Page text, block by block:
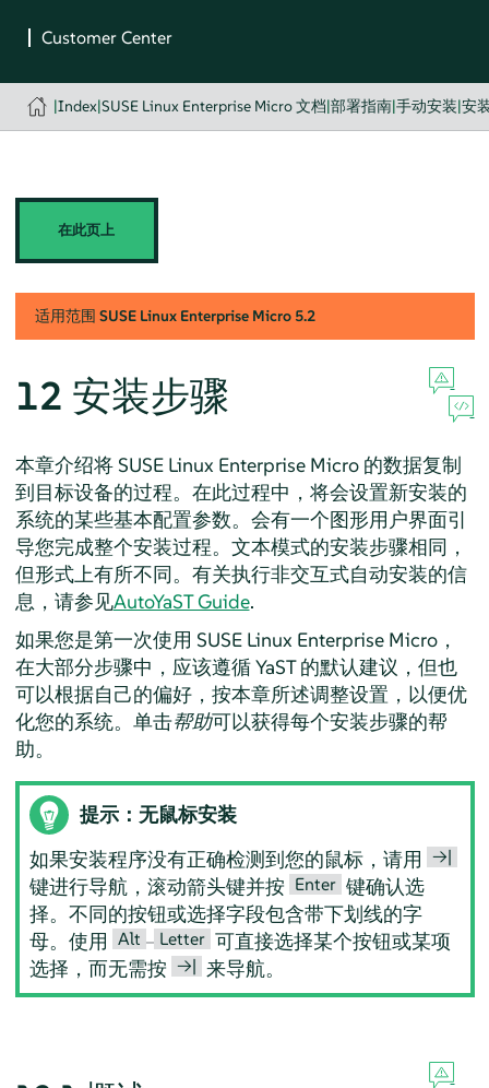
|Index|SUSE Linux Enterprise Micro 文档|部署指南|手动安装|安
在此页上
适用范围 SUSE Linux Enterprise Micro 5.2
12 安装步骤
本章介绍将 SUSE Linux Enterprise Micro的数据复制
到目标设备的过程。在此过程中，将会设置新安装的
系统的某些基本配置参数。会有一个图形用户界面引
导您完成整个安装过程。文本模式的安装步骤相同，
但形式上有所不同。 有关执行非交互式自动安装的信
息，请参见AutoYaST Guide.
如果您是第一次使用 SUSE Linux Enterprise Micro，
在大部分步骤中，应该遵循 YaST 的默认建议，但也
可以根据自己的偏好，按本章所述调整设置，以便优
化您的系统。单击帮助可以获得每个安装步骤的帮
助。
提示：无鼠标安装
如果安装程序没有正确检测到您的鼠标，请用 →|
键进行导航，滚动箭头键并按 Enter 键确认选
择。不同的按钮或选择字段包含带下划线的字
母。使用 Alt – Letter 可直接选择某个按钮或某项
选择，而无需按 →| 来导航。